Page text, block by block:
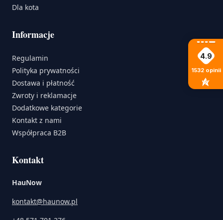
Dla kota
Informacje
Regulamin
Polityka prywatności
Dostawa i płatność
Zwroty i reklamacje
Dodatkowe kategorie
Kontakt z nami
Współpraca B2B
Kontakt
HauNow
kontakt@haunow.pl
4.9
1532 opinii